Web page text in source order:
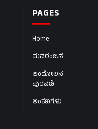
PAGES
Home
ಮನರಂಜನೆ
ಆಂದೋಲನ
ಪುರವಣಿ
ಅಂಕಣಗಳು